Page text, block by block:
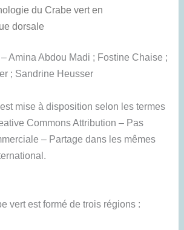
du Crabe vert en
dorsale
Amina Abdou Madi ; Fostine Chaise ;
; Sandrine Heusser
mise à disposition selon les termes
Commons Attribution – Pas
– Partage dans les mêmes
vert est formé de trois régions :